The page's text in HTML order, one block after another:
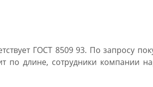
ГОСТ 8509 93. По запросу
по длине, сотрудники компании